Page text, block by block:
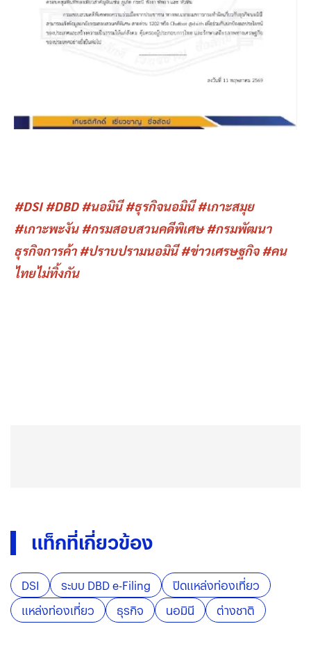
#DSI #DBD #นอมินี #ธุรกิจนอมินี #เกาะสมุย
#เกาะพะงัน #กรมสอบสวนคดีพิเศษ #กรมพัฒนา
ธุรกิจการค้า #ปราบปรามนอมินี #ข่าวเศรษฐกิจ #คน
ไทยไม่ทิ้งกัน
แท็กที่เกี่ยวข้อง
DSI ระบบ DBD e-Filing
ปิดแหล่งท่องเที่ยว
แหล่งท่องเที่ยว
ธุรกิจ นอมินี ต่างชาติ